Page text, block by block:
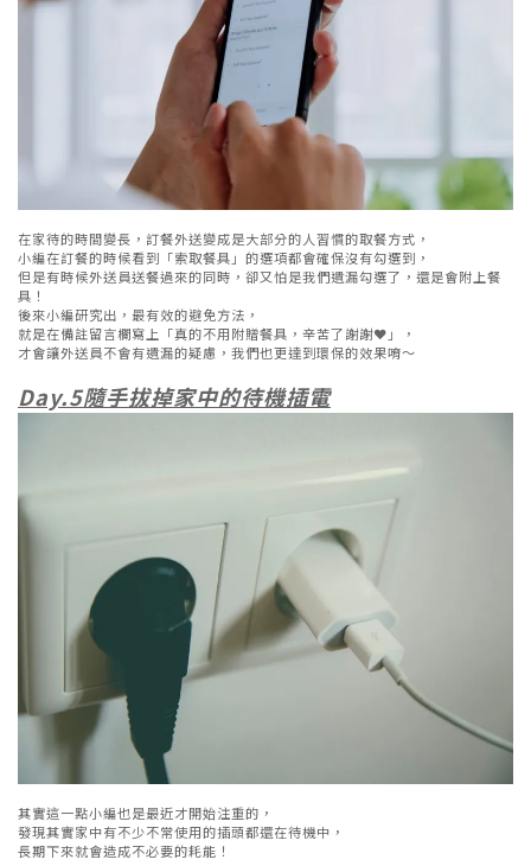
在家待的時間變長，訂餐外送變成是大部分的人習慣的取餐方式，
小編在訂餐的時候看到「索取餐具」的選項都會確保沒有勾選到，
但是有時候外送員送餐過來的同時，卻又怕是我們遺漏勾選了，還是會附上餐
具！
後來小編研究出，最有效的避免方法，
就是在備註留言欄寫上「真的不用附贈餐具，辛苦了謝謝❤️」，
才會讓外送員不會有遺漏的疑慮，我們也更達到環保的效果唷～
Day.5隨手拔掉家中的待機插電
其實這一點小編也是最近才開始注重的，
發現其實家中有不少不常使用的插頭都還在待機中，
長期下來就會造成不必要的耗能！